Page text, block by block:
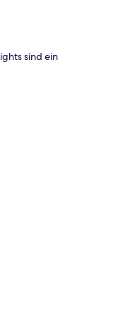
sind ein